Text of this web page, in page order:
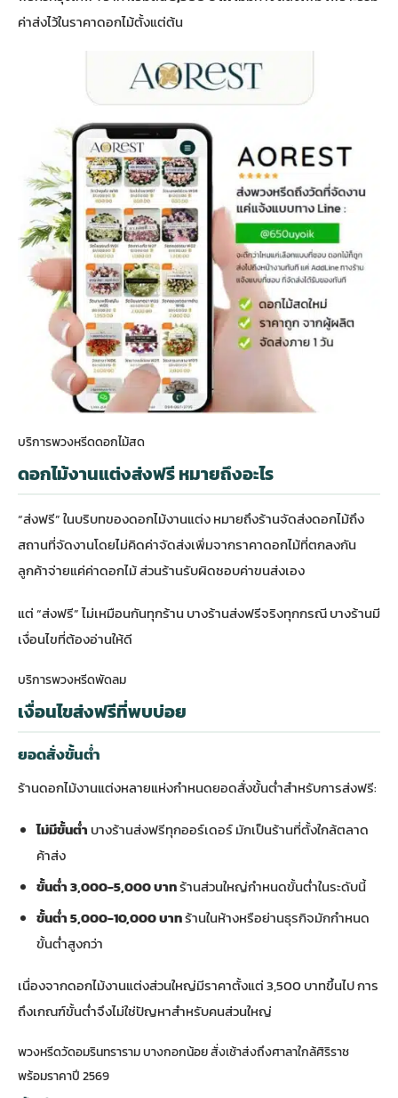
ค่าส่งไว้ในราคาดอกไม้ตั้งแต่ต้น
บริการพวงหรีดดอกไม้สด
ดอกไม้งานแต่งส่งฟรี หมายถึงอะไร
“ส่งฟรี” ในบริบทของดอกไม้งานแต่ง หมายถึงร้านจัดส่งดอกไม้ถึง
สถานที่จัดงานโดยไม่คิดค่าจัดส่งเพิ่มจากราคาดอกไม้ที่ตกลงกัน
ลูกค้าจ่ายแค่ค่าดอกไม้ ส่วนร้านรับผิดชอบค่าขนส่งเอง
แต่ “ส่งฟรี” ไม่เหมือนกันทุกร้าน บางร้านส่งฟรีจริงทุกกรณี บางร้านมี
เงื่อนไขที่ต้องอ่านให้ดี
บริการพวงหรีดพัดลม
เงื่อนไขส่งฟรีที่พบบ่อย
ยอดสั่งขั้นต่ำ
ร้านดอกไม้งานแต่งหลายแห่งกำหนดยอดสั่งขั้นต่ำสำหรับการส่งฟรี:
ไม่มีขั้นต่ำ บางร้านส่งฟรีทุกออร์เดอร์ มักเป็นร้านที่ตั้งใกล้ตลาด
ค้าส่ง
ขั้นต่ำ 3,000-5,000 บาทร้านส่วนใหญ่กำหนดขั้นต่ำในระดับนี้
ขั้นต่ำ 5,000-10,000 บาทร้านในห้างหรือย่านธุรกิจมักกำหนด
ขั้นต่ำสูงกว่า
เนื่องจากดอกไม้งานแต่งส่วนใหญ่มีราคาตั้งแต่ 3,500 บาทขึ้นไป การ
ถึงเกณฑ์ขั้นต่ำจึงไม่ใช่ปัญหาสำหรับคนส่วนใหญ่
พวงหรีดวัดอมรินทราราม บางกอกน้อย สั่งเช้าส่งถึงศาลาใกล้ศิริราช
พร้อมราคาปี 2569